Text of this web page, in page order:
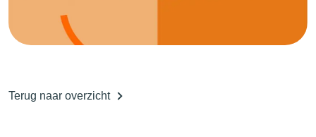
Terug naar overzicht